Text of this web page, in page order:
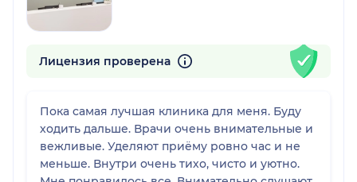
Лицензия проверена
Пока самая лучшая клиника для меня. Буду
ходить дальше. Врачи очень внимательные и
вежливые. Уделяют приёму ровно час и не
меньше. Внутри очень тихо, чисто и уютно.